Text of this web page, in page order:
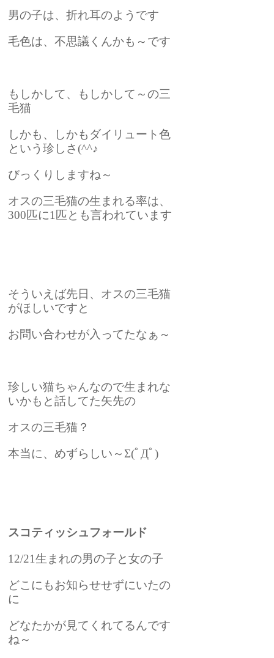
男の子は、折れ耳のようです
毛色は、不思議くんかも～です
もしかして、もしかして～の三
毛猫
しかも、しかもダイリュート色
という珍しさ(^^♪
びっくりしますね～
オスの三毛猫の生まれる率は、
300匹に1匹とも言われています
そういえば先日、オスの三毛猫
がほしいですと
お問い合わせが入ってたなぁ～
珍しい猫ちゃんなので生まれな
いかもと話してた矢先の
オスの三毛猫？
本当に、めずらしい～Σ(ﾟДﾟ)
スコティッシュフォールド
12/21生まれの男の子と女の子
どこにもお知らせせずにいたの
に
どなたかが見てくれてるんです
ね～